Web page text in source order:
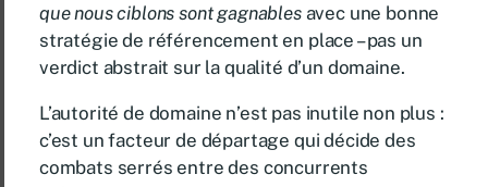
que nous ciblons sont gagnablesavec une bonne
stratégie de référencement en place – pas un
verdict abstrait sur la qualité d’un domaine.
L’autorité de domaine n’est pas inutile non plus :
c’est un facteur de départage qui décide des
combats serrés entre des concurrents